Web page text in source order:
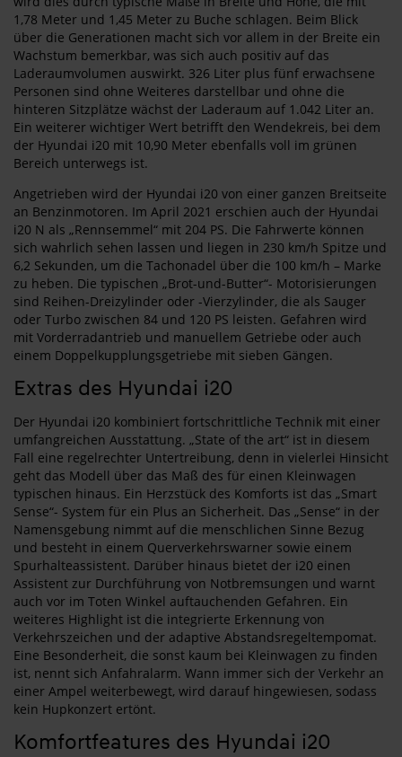
1,78 Meter und 1,45 Meter zu Buche schlagen. Beim Blick
über die Generationen macht sich vor allem in der Breite ein
Wachstum bemerkbar, was sich auch positiv auf das
Laderaumvolumen auswirkt. 326 Liter plus fünf erwachsene
Personen sind ohne Weiteres darstellbar und ohne die
hinteren Sitzplätze wächst der Laderaum auf 1.042 Liter an.
Ein weiterer wichtiger Wert betrifft den Wendekreis, bei dem
der Hyundai i20 mit 10,90 Meter ebenfalls voll im grünen
Bereich unterwegs ist.
Angetrieben wird der Hyundai i20 von einer ganzen Breitseite
an Benzinmotoren. Im April 2021 erschien auch der Hyundai
i20 N als „Rennsemmel“ mit 204 PS. Die Fahrwerte können
sich wahrlich sehen lassen und liegen in 230 km/h Spitze und
6,2 Sekunden, um die Tachonadel über die 100 km/h – Marke
zu heben. Die typischen „Brot-und-Butter“- Motorisierungen
sind Reihen-Dreizylinder oder -Vierzylinder, die als Sauger
oder Turbo zwischen 84 und 120 PS leisten. Gefahren wird
mit Vorderradantrieb und manuellem Getriebe oder auch
einem Doppelkupplungsgetriebe mit sieben Gängen.
Extras des Hyundai i20
Der Hyundai i20 kombiniert fortschrittliche Technik mit einer
umfangreichen Ausstattung. „State of the art“ ist in diesem
Fall eine regelrechter Untertreibung, denn in vielerlei Hinsicht
geht das Modell über das Maß des für einen Kleinwagen
typischen hinaus. Ein Herzstück des Komforts ist das „Smart
Sense“- System für ein Plus an Sicherheit. Das „Sense“ in der
Namensgebung nimmt auf die menschlichen Sinne Bezug
und besteht in einem Querverkehrswarner sowie einem
Spurhalteassistent. Darüber hinaus bietet der i20 einen
Assistent zur Durchführung von Notbremsungen und warnt
auch vor im Toten Winkel auftauchenden Gefahren. Ein
weiteres Highlight ist die integrierte Erkennung von
Verkehrszeichen und der adaptive Abstandsregeltempomat.
Eine Besonderheit, die sonst kaum bei Kleinwagen zu finden
ist, nennt sich Anfahralarm. Wann immer sich der Verkehr an
einer Ampel weiterbewegt, wird darauf hingewiesen, sodass
kein Hupkonzert ertönt.
Komfortfeatures des Hyundai i20